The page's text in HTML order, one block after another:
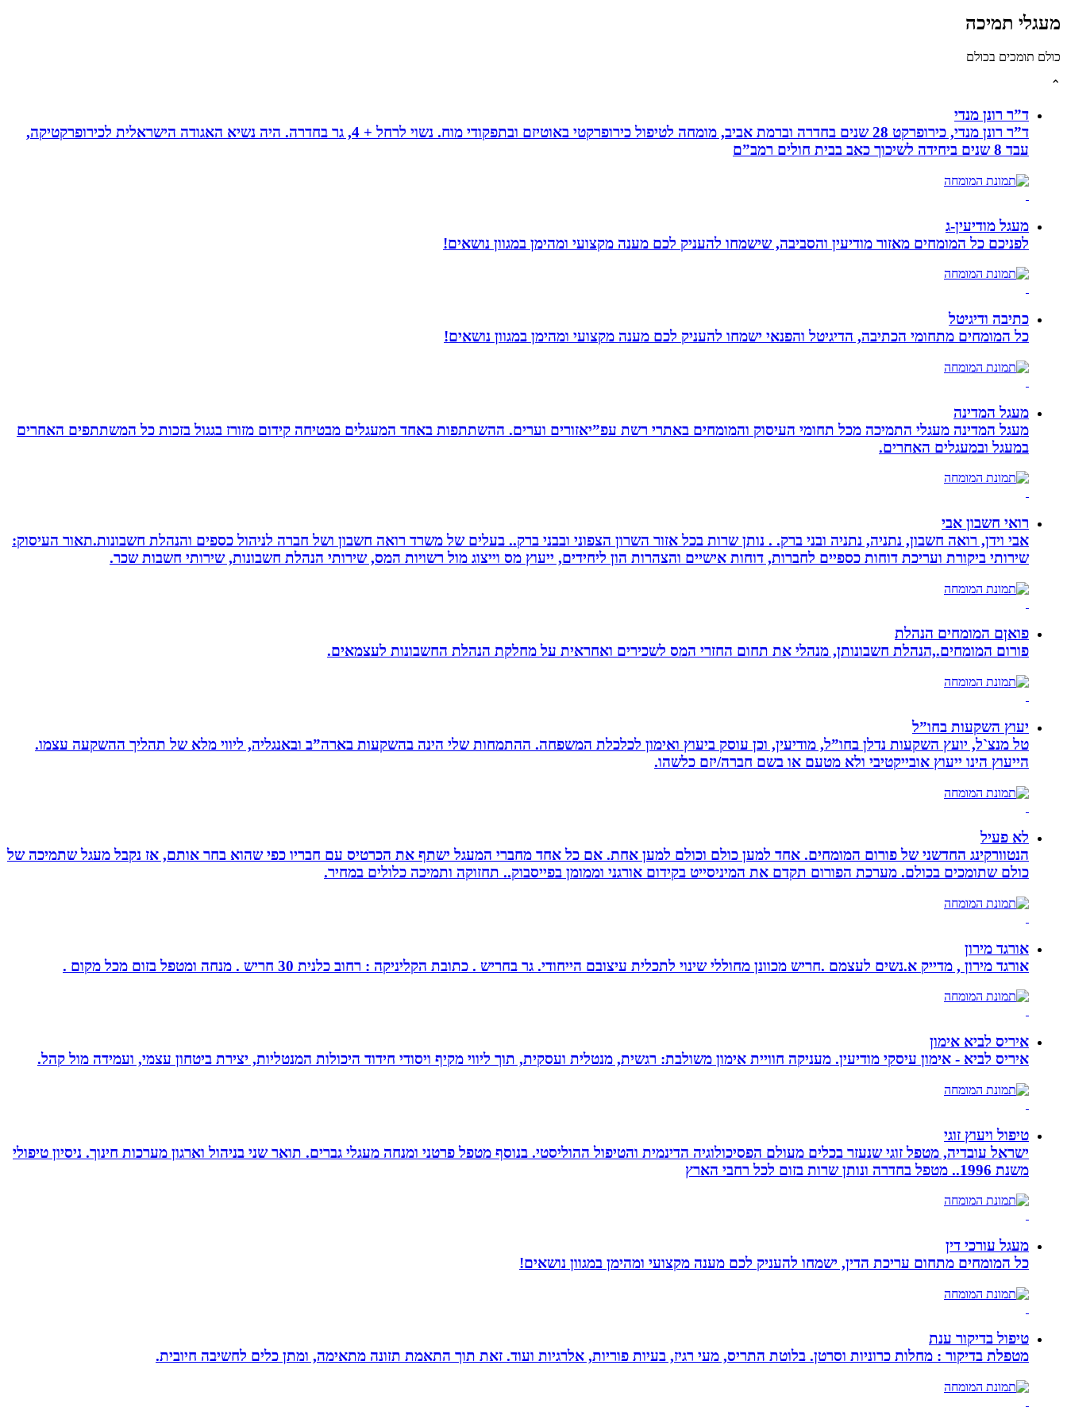
מעגלי תמיכה
כולם תומכים בכולם
⌃
ד”ר רונן מנדי
ד”ר רונן מנדי, כירופרקט 28 שנים בחדרה וברמת אביב, מומחה לטיפול כירופרקטי באוטיזם ובתפקודי מוח. נשוי לרחל + 4, גר בחדרה. היה נשיא האגודה הישראלית לכירופרקטיקה,
עבד 8 שנים ביחידה לשיכוך כאב בבית חולים רמב”ם
מעגל מודיעין-ג
לפניכם כל המומחים מאזור מודיעין והסביבה, שישמחו להעניק לכם מענה מקצועי ומהימן במגוון נושאים!
כתיבה ודיגיטל
כל המומחים מתחומי הכתיבה, הדיגיטל והפנאי ישמחו להעניק לכם מענה מקצועי ומהימן במגוון נושאים!
מעגל המדינה
מעגל המדינה מעגלי התמיכה מכל תחומי העיסוק והמומחים באתרי רשת עפ”יאזורים וערים. ההשתתפות באחד המעגלים מבטיחה קידום מזורז בגגול בזכות כל המשתתפים האחרים
במעגל ובמעגלים האחרים.
רואי חשבון אבי
אבי וידן, רואה חשבון, נתניה, נתניה ובני ברק. . נותן שרות בכל אזור השרון הצפוני ובבני ברק.. בעלים של משרד רואה חשבון ושל חברה לניהול כספים והנהלת חשבונות.תאור העיסוק:
שירותי ביקורת ועריכת דוחות כספיים לחברות, דוחות אישיים והצהרות הון ליחידים, ייעוץ מס וייצוג מול רשויות המס, שירותי הנהלת חשבונות, שירותי חשבות שכר.
פואןם המומחים הנהלת
פורום המומחים.,הנהלת חשבונותן, מנהלי את תחום החזרי המס לשכירים ואחראית על מחלקת הנהלת החשבונות לעצמאים.
יעוץ השקעות בחו”ל
טל מנצ`ל, יועץ השקעות נדלן בחו”ל, מודיעין, וכן עוסק ביעוץ ואימון לכלכלת המשפחה. ההתמחות שלי הינה בהשקעות בארה”ב ובאנגליה, ליווי מלא של תהליך ההשקעה עצמו.
הייעוץ הינו ייעוץ אובייקטיבי ולא מטעם או בשם חברה/יזם כלשהו.
לא פעיל
הנטוורקינג החדשני של פורום המומחים. אחד למען כולם וכולם למען אחת. אם כל אחד מחברי המעגל ישתף את הכרטיס עם חבריו כפי שהוא בחר אותם, אז נקבל מעגל שתמיכה של
כולם שתומכים בכולם. מערכת הפורום תקדם את המיניסייט בקידום אורגני וממומן בפייסבוק.. תחזוקה ותמיכה כלולים במחיר.
אורגד מירון
אורגד מירון , מדייק א.נשים לעצמם .חריש מכוונן מחוללי שינוי לתכלית עיצובם הייחודי. גר בחריש . כתובת הקליניקה : רחוב כלנית 30 חריש . מנחה ומטפל בזום מכל מקום .
איריס לביא אימון
איריס לביא - אימון עיסקי מודיעין. מעניקה חוויית אימון משולבת: רגשית, מנטלית ועסקית, תוך ליווי מקיף ויסודי חידוד היכולות המנטליות, יצירת ביטחון עצמי, ועמידה מול קהל.
טיפול ויעוץ זוגי
ישראל עובדיה, מטפל זוגי שנעזר בכלים מעולם הפסיכולוגיה הדינמית והטיפול ההוליסטי. בנוסף מטפל פרטני ומנחה מעגלי גברים. תואר שני בניהול וארגון מערכות חינוך. ניסיון טיפולי
משנת 1996.. מטפל בחדרה ונותן שרות בזום לכל רחבי הארץ
מעגל עורכי דין
כל המומחים מתחום עריכת הדין, ישמחו להעניק לכם מענה מקצועי ומהימן במגוון נושאים!
טיפול בדיקור ענת
מטפלת בדיקור : מחלות כרוניות וסרטן. בלוטת התריס, מעי רגיז, בעיות פוריות, אלרגיות ועוד. זאת תוך התאמת תזונה מתאימה, ומתן כלים לחשיבה חיובית.